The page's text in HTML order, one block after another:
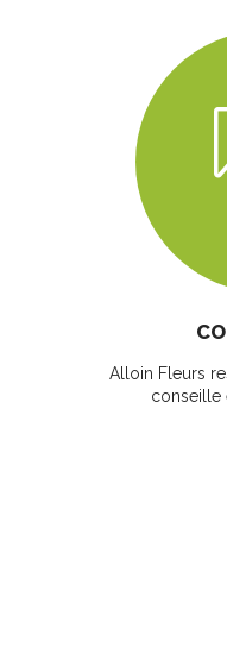
Alloin Fleurs
conseille